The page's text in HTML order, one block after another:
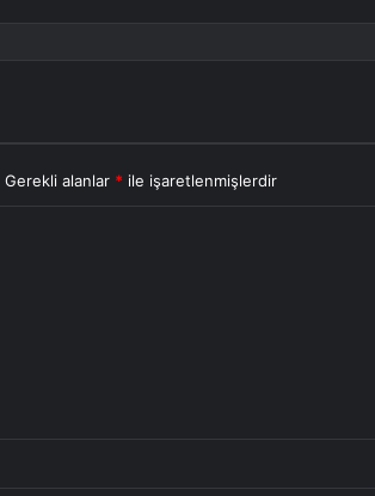
Gerekli alanlar * ile işaretlenmişlerdir